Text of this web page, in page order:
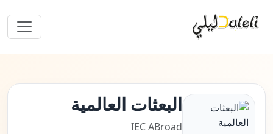
البعثات العالمية
IEC ABroad